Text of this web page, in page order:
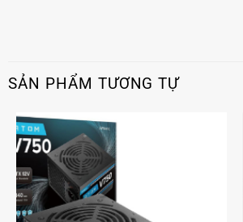
SẢN PHẨM TƯƠNG TỰ